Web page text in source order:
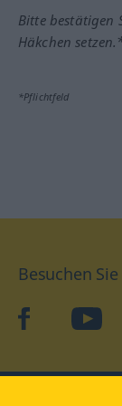
Bitte bestätigen
Häkchen
*Pflichtfeld
Besuchen
facebook